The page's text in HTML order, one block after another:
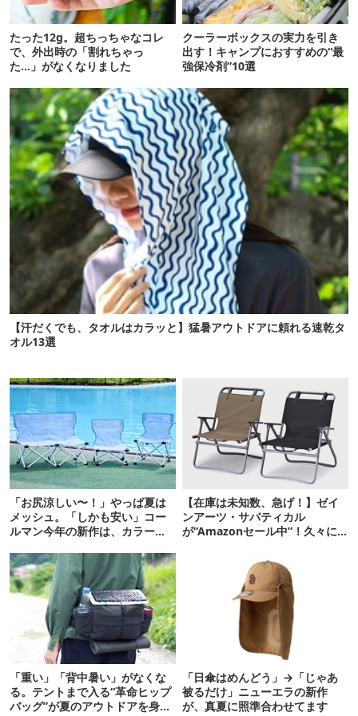
たった12g。超ちっちゃなコレ
で、外出時の「割れちゃっ
た…」がなくなりました
クーラーボックスの実力を引き
出す！キャンプにおすすめの“最
強保冷剤”10選
【汗だくでも、タオルはカラッと】猛暑アウトドアに頼れる速乾タ
オル13選
「お尻涼しい〜！」やっぱ夏は
メッシュ。「しかも安い」コー
ルマン今年の新作は、カラーも
【在庫は未知数、急げ！】ゼイ
ンアーツ・サバティカル
が“Amazonセール中”！久々に
「重い」「背中暑い」がなくな
る。テントまで入る“革命ヒップ
バッグ”が夏のアウトドアを身軽
「日傘はめんどう」→「じゃあ
被るだけ」ニューエラの新作
が、真夏に照準合わせてます